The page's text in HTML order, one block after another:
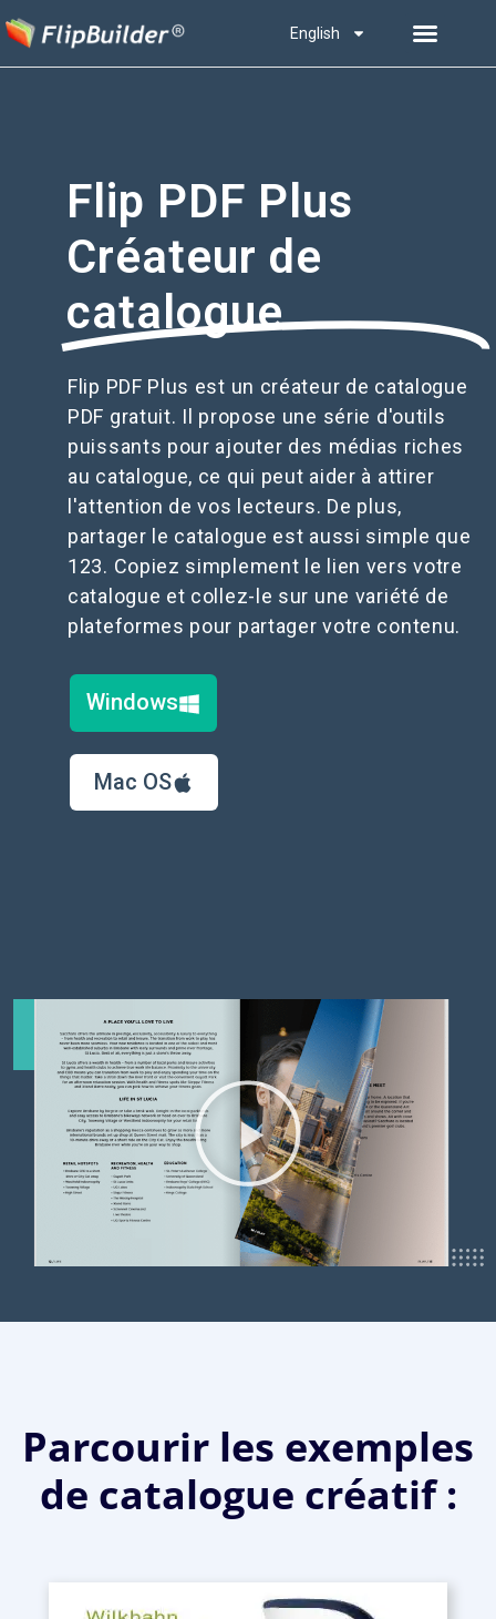
English
Flip PDF Plus
Créateur de
catalogue
Flip PDF Plus est un créateur de catalogue
PDF gratuit. Il propose une série d'outils
puissants pour ajouter des médias riches
au catalogue, ce qui peut aider à attirer
l'attention de vos lecteurs. De plus,
partager le catalogue est aussi simple que
123. Copiez simplement le lien vers votre
catalogue et collez-le sur une variété de
plateformes pour partager votre contenu.
Windows
Mac OS
Parcourir les exemples
de catalogue créatif :